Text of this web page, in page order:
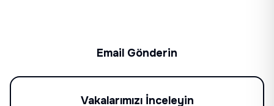
Email Gönderin
Vakalarımızı İnceleyin